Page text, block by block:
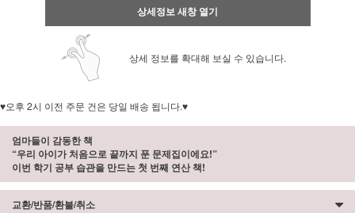
상세정보 새창 열기
상세 정보를 확대해 보실 수 있습니다.
♥오후 2시 이전 주문 건은 당일 배송 됩니다.♥
엄마들이 감동한 책
“우리 아이가 처음으로 끝까지 푼 문제집이에요!”
이번 학기 공부 습관을 만드는 첫 번째 연산 책!
교환/반품/환불/취소